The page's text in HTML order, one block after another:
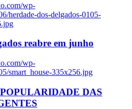
wp-
herdade-dos-delgados-0105-
reabre em junho
wp-
smart_house-335x256.jpg
DAS